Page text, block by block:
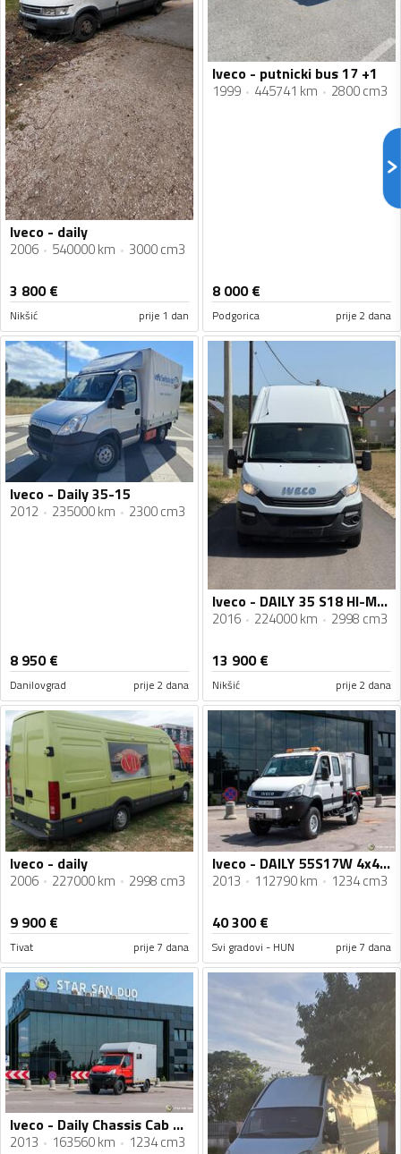
Iveco - daily
2006 540000 km 3000 cm3
3 800€
Nikšić prije 1 dan
Iveco - putnicki bus 17 +1
1999 445741 km 2800 cm3
8 000€
Podgorica prije 2 dana
Iveco - Daily 35-15
2012 235000 km 2300 cm3
8 950€
Danilovgrad prije 2 dana
Iveco - DAILY 35 S18 HI-MATIC
2016 224000 km 2998 cm3
13 900€
Nikšić prije 2 dana
Iveco - daily
2006 227000 km 2998 cm3
9 900€
Tivat prije 7 dana
Iveco - DAILY 55S17W 4x4 / DOKA dupla kabina / Camper / Cerada / Kamion do 3,5 t / STR-0723
2013 112790 km 1234 cm3
40 300€
Svi gradovi - HUN prije 7 dana
Iveco - Daily Chassis Cab 3,5T / šasija sa kabinom / 3,5 t / 6x6 / kamper / kamion šasija / STR-0708
2013 163560 km 1234 cm3